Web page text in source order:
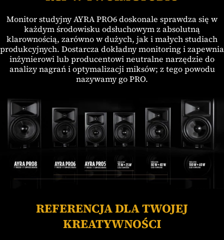
Monitor studyjny AYRA PRO6 doskonale sprawdza się w
każdym środowisku odsłuchowym z absolutną
klarownością, zarówno w dużych, jak i małych studiach
produkcyjnych. Dostarcza dokładny monitoring i zapewnia
inżynierowi lub producentowi neutralne narzędzie do
analizy nagrań i optymalizacji miksów; z tego powodu
nazywamy go PRO.
REFERENCJA DLA TWOJEJ
KREATYWNOŚCI